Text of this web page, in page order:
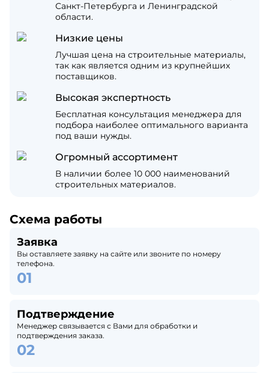
Санкт-Петербурга и Ленинградской
области.
Низкие цены
Лучшая цена на строительные материалы,
так как является одним из крупнейших
поставщиков.
Высокая экспертность
Бесплатная консультация менеджера для
подбора наиболее оптимального варианта
под ваши нужды.
Огромный ассортимент
В наличии более 10 000 наименований
строительных материалов.
Схема работы
Заявка
Вы оставляете заявку на сайте или звоните по номеру
телефона.
Подтверждение
Менеджер связывается с Вами для обработки и
подтверждения заказа.